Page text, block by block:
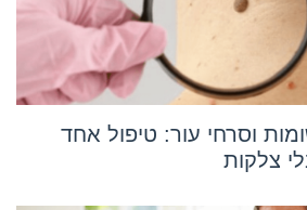
וסרחי עור: טיפול אחד
צלקות